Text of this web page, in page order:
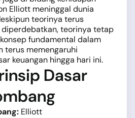
Elliott meninggal dunia
teorinya terus
teorinya tetap
fundamental dalam
terus memengaruhi
keuangan hingga hari ini.
Dasar
Elliott